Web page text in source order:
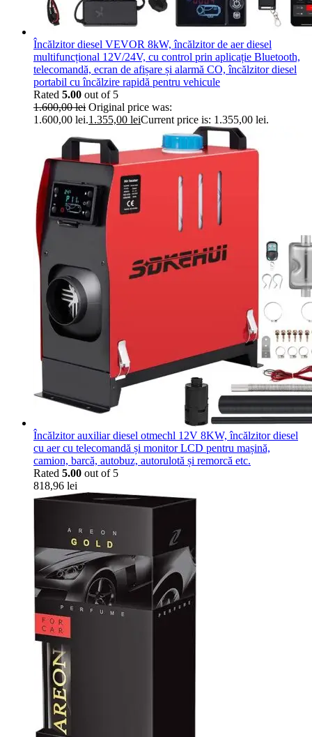
Încălzitor diesel VEVOR 8kW, încălzitor de aer diesel
multifuncțional 12V/24V, cu control prin aplicație Bluetooth,
telecomandă, ecran de afișare și alarmă CO, încălzitor diesel
portabil cu încălzire rapidă pentru vehicule
Rated 5.00 out of 5
1.600,00lei Original price was:
1.600,00 lei.1.355,00 leiCurrent price is: 1.355,00 lei.
Încălzitor auxiliar diesel otmechl 12V 8KW, încălzitor diesel
cu aer cu telecomandă și monitor LCD pentru mașină,
camion, barcă, autobuz, autorulotă și remorcă etc.
Rated 5.00 out of 5
818,96 lei